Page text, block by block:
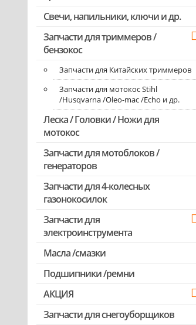
Запчасти для Китайских бензопил
Запчасти для бензопил Oleo-mac,
Echo и др.
Свечи, напильники, ключи и др.
Запчасти для триммеров /
бензокос
Запчасти для Китайских триммеров
Запчасти для мотокос Stihl
/Husqvarna /Oleo-mac /Echo и др.
Леска / Головки / Ножи для
мотокос
Запчасти для мотоблоков /
генераторов
Запчасти для 4-колесных
газонокосилок
Запчасти для
электроинструмента
Двигатели, редукторы для
Патроны для шуруповертов /
перфораторов
Выключатели, переключатели
Масла /смазки
Подшипники /ремни
АКЦИЯ
Скидка 50%
Запчасти для снегоуборщиков